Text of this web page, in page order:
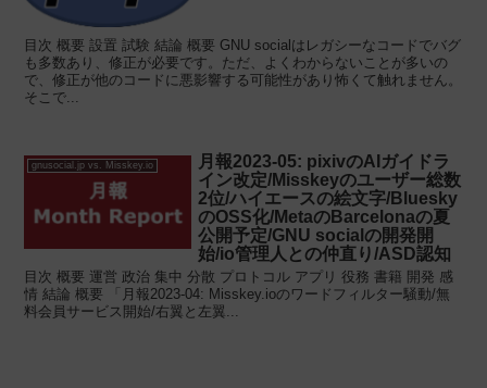
目次 概要 設置 試験 結論 概要 GNU socialはレガシーなコードでバグ
も多数あり、修正が必要です。ただ、よくわからないことが多いの
で、修正が他のコードに悪影響する可能性があり怖くて触れません。
そこで...
gnusocial.jp vs. Misskey.io
月報2023-05: pixivのAIガイドラ
イン改定/Misskeyのユーザー総数
2位/ハイエースの絵文字/Bluesky
のOSS化/MetaのBarcelonaの夏
公開予定/GNU socialの開発開
始/io管理人との仲直り/ASD認知
目次 概要 運営 政治 集中 分散 プロトコル アプリ 役務 書籍 開発 感
情 結論 概要 「月報2023-04: Misskey.ioのワードフィルター騒動/無
料会員サービス開始/右翼と左翼...